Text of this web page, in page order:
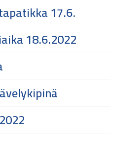
17.6.
18.6.2022